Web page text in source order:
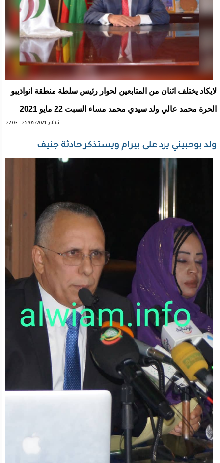
لايكاد يختلف اثنان من المتابعين لحوار رئيس سلطة منطقة انواذيبو
الحرة محمد عالي ولد سيدي محمد مساء السبت 22 مايو 2021
ثلاثاء, 25/05/2021 - 22:03
ولد بوحبيني يرد على بيرام ويستذكر حادثة جنيف